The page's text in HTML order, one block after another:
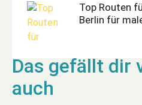
Top Routen
Berlin für